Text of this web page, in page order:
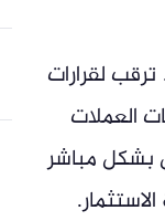
لقرارات
العملات
بشكل مباشر